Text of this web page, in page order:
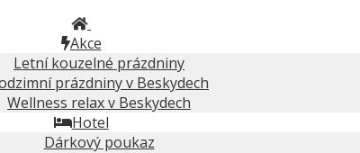
Akce
Letní kouzelné prázdniny
prázdniny v Beskydech
Wellness relax v Beskydech
Hotel
Dárkový poukaz